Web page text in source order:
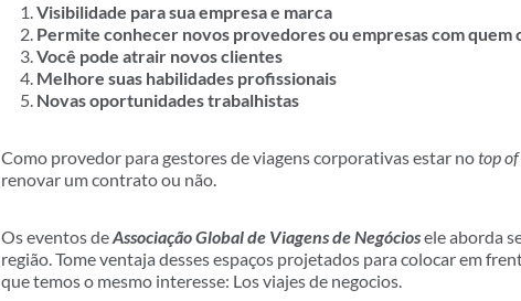
Visibilidade para sua empresa e marca
Permite conhecer novos provedores ou empresas com quem
Você pode atrair novos clientes
Melhore suas habilidades profissionais
Novas oportunidades trabalhistas
Como provedor para gestores de viagens corporativas estar notop of
renovar um contrato ou não.
Os eventos deAssociação Global de Viagens de Negóciosele aborda
região. Tome ventaja desses espaços projetados para colocar em
que temos o mesmo interesse: Los viajes de negocios.